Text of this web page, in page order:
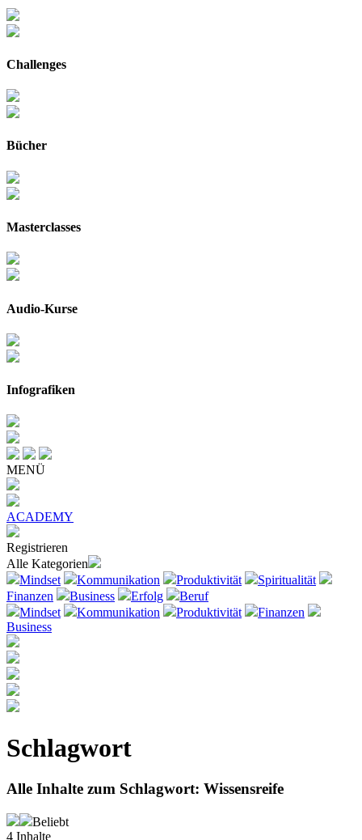
Challenges
Bücher
Masterclasses
Audio-Kurse
Infografiken
MENÜ
ACADEMY
Registrieren
Alle Kategorien
Mindset
Kommunikation Produktivität
Spiritualität
Finanzen
Business Erfolg
Beruf
Mindset
Kommunikation Produktivität
Finanzen
Business
Schlagwort
Alle Inhalte zum Schlagwort: Wissensreife
Beliebt
4 Inhalte